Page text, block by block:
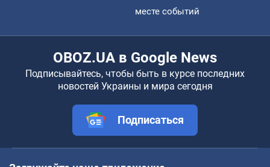
месте событий
OBOZ.UA в Google News
Подписывайтесь, чтобы быть в курсе последних
новостей Украины и мира сегодня
Подписаться